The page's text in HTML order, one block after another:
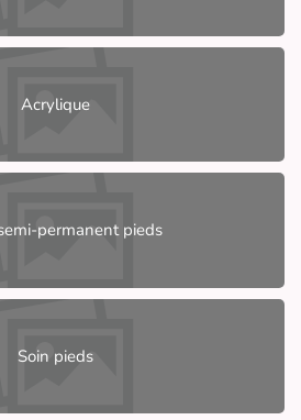
Acrylique
permanent pieds
Soin pieds